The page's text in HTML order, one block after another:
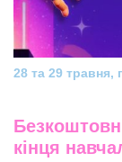
28 та 29 травня,
кінця